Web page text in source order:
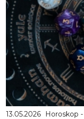
13.05.2026 Horoskop